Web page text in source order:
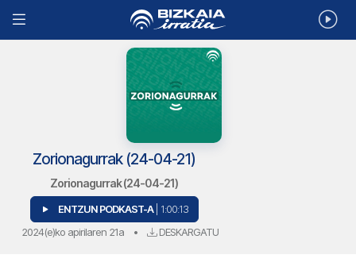
Zorionagurrak (24-04-21)
Zorionagurrak (24-04-21)
ENTZUN PODKAST-A | 1:00:13
2024(e)ko apirilaren 21a • DESKARGATU